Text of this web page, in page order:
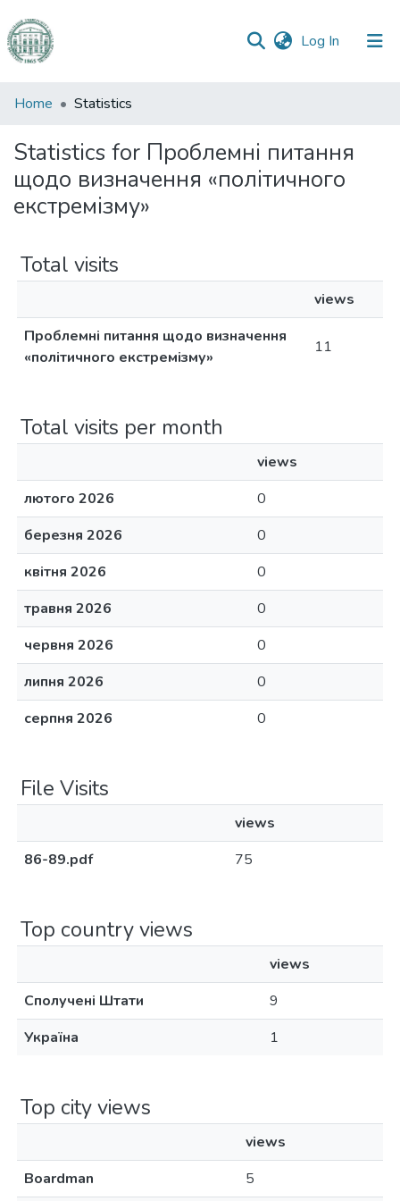
Log In (current)
Communities
Collections
All of DSpace
Home Statistics
Statistics for Проблемні питання
щодо визначення «політичного
екстремізму»
Total visits
views
Проблемні питання щодо визначення
«політичного екстремізму»
11
Total visits per month
views
лютого 2026
0
березня 2026
0
квітня 2026
0
травня 2026
0
червня 2026
0
липня 2026
0
серпня 2026
0
File Visits
views
86-89.pdf
75
Top country views
views
Сполучені Штати
9
Україна
1
Top city views
views
Boardman
5